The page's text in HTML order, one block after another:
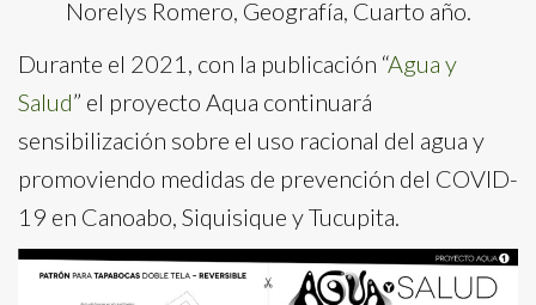
Norelys Romero, Geografía, Cuarto año.
Durante el 2021, con la publicación “Agua y
Salud” el proyecto Aqua continuará
sensibilización sobre el uso racional del agua y
promoviendo medidas de prevención del COVID-
19 en Canoabo, Siquisique y Tucupita.